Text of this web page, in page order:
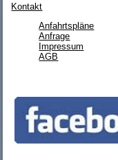
Kontakt
Anfahrtspläne
Anfrage
Impressum
AGB